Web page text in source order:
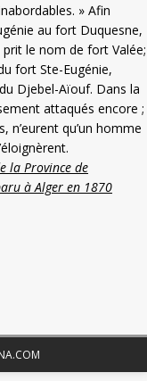
» Afin
au fort Duquesne,
le nom de fort Valée;
fort Ste-Eugénie,
Djebel-Aïouf. Dans la
attaqués encore ;
n’eurent qu’un homme
la Province de
à Alger en 1870